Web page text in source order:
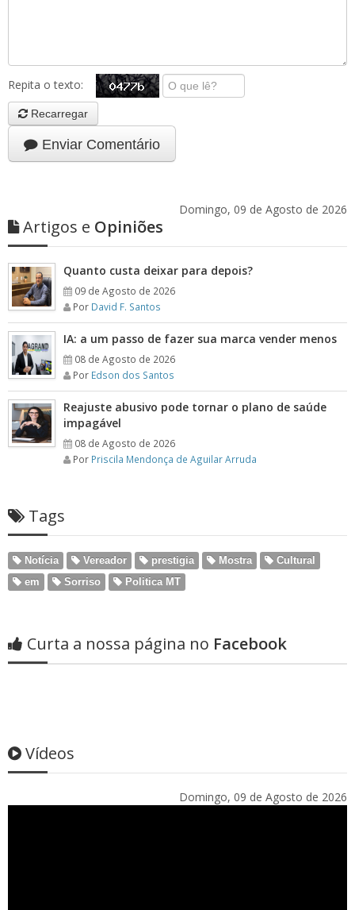
Repita o texto:
Recarregar
Enviar Comentário
Domingo, 09 de Agosto de 2026
Artigos e Opiniões
Quanto custa deixar para depois?
09 de Agosto de 2026
Por David F. Santos
IA: a um passo de fazer sua marca vender menos
08 de Agosto de 2026
Por Edson dos Santos
Reajuste abusivo pode tornar o plano de saúde
impagável
08 de Agosto de 2026
Por Priscila Mendonça de Aguilar Arruda
Tags
Notícia Vereador prestigia Mostra
Cultural
em
Sorriso Politica MT
Curta a nossa página no Facebook
Vídeos
Domingo, 09 de Agosto de 2026